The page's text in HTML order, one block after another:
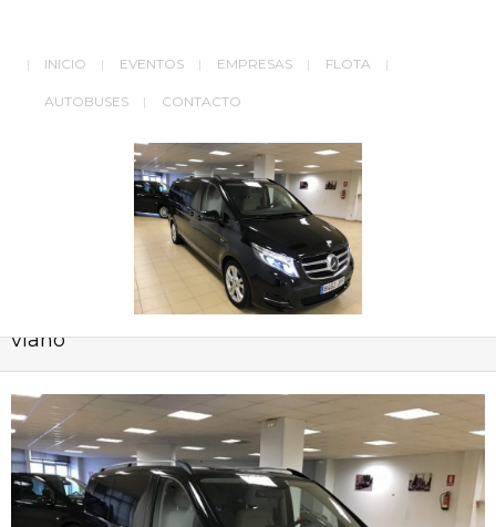
INICIO EVENTOS EMPRESAS FLOTA
AUTOBUSES CONTACTO
MERCEDES-V-250-EXT-alquiler-coruña-coches-
viano